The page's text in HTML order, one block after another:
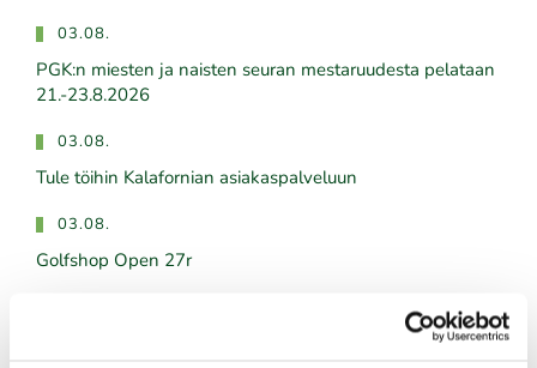
03.08.
PGK:n miesten ja naisten seuran mestaruudesta pelataan
21.-23.8.2026
03.08.
Tule töihin Kalafornian asiakaspalveluun
03.08.
Golfshop Open 27r